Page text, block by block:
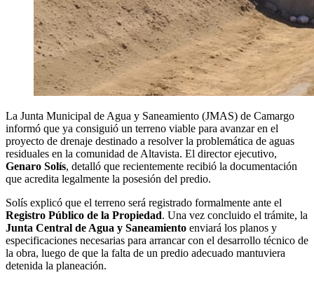
La Junta Municipal de Agua y Saneamiento (JMAS) de Camargo
informó que ya consiguió un terreno viable para avanzar en el
proyecto de drenaje destinado a resolver la problemática de aguas
residuales en la comunidad de Altavista. El director ejecutivo,
Genaro Solís, detalló que recientemente recibió la documentación
que acredita legalmente la posesión del predio.
Solís explicó que el terreno será registrado formalmente ante el
Registro Público de la Propiedad. Una vez concluido el trámite, la
Junta Central de Agua y Saneamiento enviará los planos y
especificaciones necesarias para arrancar con el desarrollo técnico de
la obra, luego de que la falta de un predio adecuado mantuviera
detenida la planeación.